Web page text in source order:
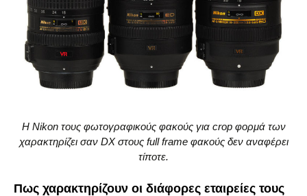
Η Nikon τους φωτογραφικούς φακούς για crop φορμά των
χαρακτηρίζει σαν DX στους full frame φακούς δεν αναφέρει
τίποτε.
Πως χαρακτηρίζουν οι διάφορες εταιρείες τους